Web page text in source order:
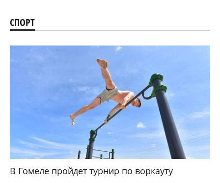
СПОРТ
В Гомеле пройдет турнир по воркауту